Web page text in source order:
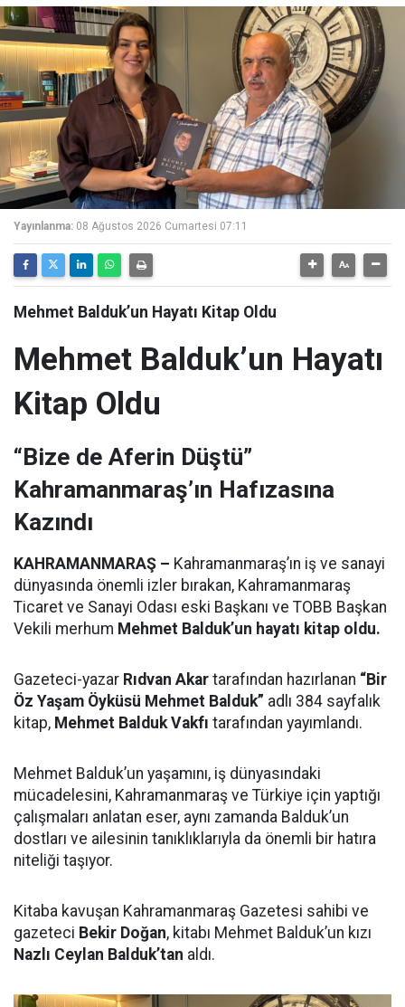
Yayınlanma: 08 Ağustos 2026 Cumartesi 07:11
Mehmet Balduk’un Hayatı Kitap Oldu
Mehmet Balduk’un Hayatı
Kitap Oldu
“Bize de Aferin Düştü”
Kahramanmaraş’ın Hafızasına
Kazındı
KAHRAMANMARAŞ – Kahramanmaraş’ın iş ve sanayi
dünyasında önemli izler bırakan, Kahramanmaraş
Ticaret ve Sanayi Odası eski Başkanı ve TOBB Başkan
Vekili merhum Mehmet Balduk’un hayatı kitap oldu.
Gazeteci-yazar Rıdvan Akar tarafından hazırlanan “Bir
Öz Yaşam Öyküsü Mehmet Balduk” adlı 384 sayfalık
kitap, Mehmet Balduk Vakfı tarafından yayımlandı.
Mehmet Balduk’un yaşamını, iş dünyasındaki
mücadelesini, Kahramanmaraş ve Türkiye için yaptığı
çalışmaları anlatan eser, aynı zamanda Balduk’un
dostları ve ailesinin tanıklıklarıyla da önemli bir hatıra
niteliği taşıyor.
Kitaba kavuşan Kahramanmaraş Gazetesi sahibi ve
gazeteci Bekir Doğan, kitabı Mehmet Balduk’un kızı
Nazlı Ceylan Balduk’tan aldı.